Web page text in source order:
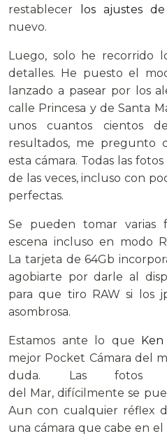
restablecer
los ajustes
nuevo.
Luego, solo he recorrido
detalles. He puesto el
lanzado a pasear por los
calle Princesa y de Santa
unos cuantos cientos
resultados, me pregunto
esta cámara. Todas las
de las veces, incluso con
perfectas.
Se pueden tomar varias
escena incluso en modo
La tarjeta de 64Gb
agobiarte por darle al
para que tiro RAW si los
asombrosa.
Estamos ante lo que
mejor Pocket Cámara del
duda. Las fotos
del Mar, difícilmente se
Aun con cualquier réflex
una cámara que cabe en